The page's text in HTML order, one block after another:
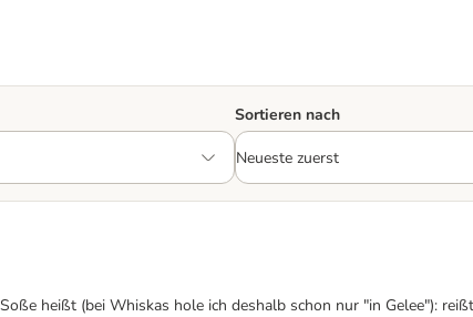
Sortieren nach
heißt (bei Whiskas hole ich deshalb schon nur "in Gelee"):